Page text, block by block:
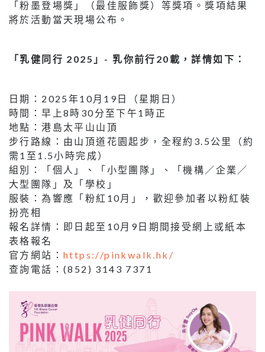
「粉墨登場獎」（最佳服飾獎）等獎項。獎項結果
將於活動當天現場公布。
「乳健同行 2025」- 乳你前行20載，詳情如下：
日期：2025年10月19日（星期日）
時間：早上8時30分至下午1時正
地點：港島太平山山頂
步行路線：由山頂道花園起步，全程約3.5公里（約
需1至1.5小時完成）
組別：「個人」、「小型團隊」、「機構／企業／
大型團隊」及「學校」
服裝：為響應「粉紅10月」，歡迎參加者以粉紅裝
扮亮相
報名詳情：即日起至10月9日期間接受網上或紙本
表格報名
官方網站： https://pinkwalk.hk/
查詢電話：(852) 3143 7371